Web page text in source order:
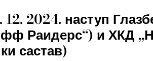
12. 2024. наступ
Раидерс“) и ХКД
састав)